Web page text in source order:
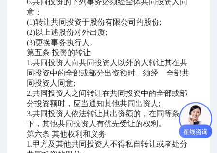
6.共同投资的下列事务必须经全体共同投资人同
意：
(1)转让共同投资于股份有限公司的股份;
(2)以上述股份对外出质;
(3)更换事务执行人。
第五条 投资的转让
1.共同投资人向共同投资人以外的人转让其在共
同投资中的全部或部分出资额时，须经 全部共
同投资人同意;
2.共同投资人之间转让在共同投资中的全部或部
分投资额时，应当通知其他共同出资人 ;
3.共同投资人依法转让其出资额的，在同等条件
下，其他共同投资人有优先受让的权利。
第六条 其他权利和义务
1.甲方及其他共同投资人不得私自转让或者处分